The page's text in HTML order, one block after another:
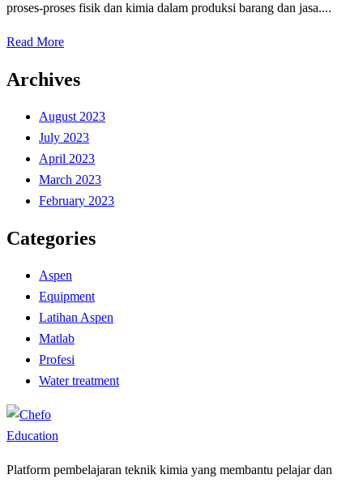
proses-proses fisik dan kimia dalam produksi barang dan jasa....
Read More
Archives
August 2023
July 2023
April 2023
March 2023
February 2023
Categories
Aspen
Equipment
Latihan Aspen
Matlab
Profesi
Water treatment
Platform pembelajaran teknik kimia yang membantu pelajar dan